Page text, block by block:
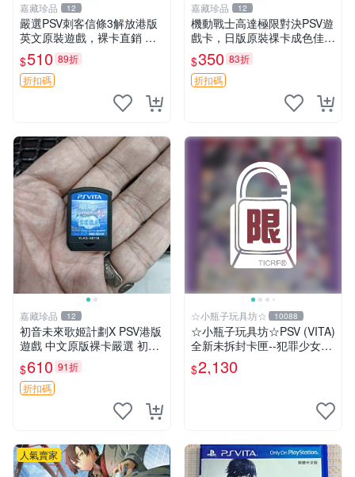
嘉藏珍品 12
嚴選PSV刺客信條3解放港版
英文原裝遊戲，裸卡直銷 刺
客信條3 游戲 港版游戲
$510 89折
折扣碼
嘉藏珍品 12
機動戰士高達極限對決PSV遊
戲卡，日版原裝祼卡成色佳
機動戰士高達極限對決 PSV
日版 裸卡 成品
$350 83折
折扣碼
嘉藏珍品 12
初音未來歌姬計劃X PSV港版
遊戲 中文原版裸卡嚴選 初音
未來 畫集 游戲 限量版
$610 91折
折扣碼
☆小瓶子玩具坊☆ 10088
☆小瓶子玩具坊☆PSV (VITA)
全新未拆封卡匣--犯罪少女2
《Criminal Girls 2》限定版
(日版)
$2,130
人氣賣家